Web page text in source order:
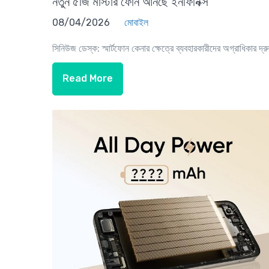
08/04/2026 মোবাইল
সিনিউজ ডেস্ক: স্মার্টফোন কেনার ক্ষেত্রে ব্যবহারকারীদের অগ্রাধিকার
Read More